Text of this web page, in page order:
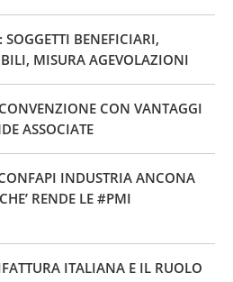
BENEFICIARI,
MISURA AGEVOLAZIONI
CON VANTAGGI
ASSOCIATE
INDUSTRIA ANCONA
RENDE LE #PMI
ITALIANA E IL RUOLO